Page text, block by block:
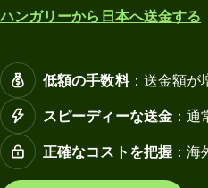
ハンガリーから日本へ送金する
低額の手数料：送金額が
スピーディーな送金：通
正確なコストを把握：海